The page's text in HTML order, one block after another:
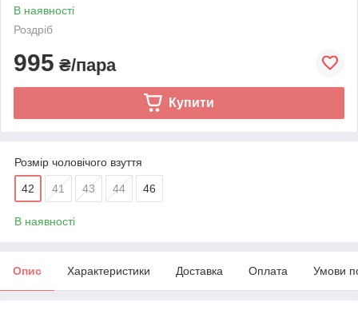
В наявності
Роздріб
995 ₴/пара
Купити
Розмір чоловічого взуття
42 41 43 44 46
В наявності
Опис Характеристики Доставка Оплата Умови